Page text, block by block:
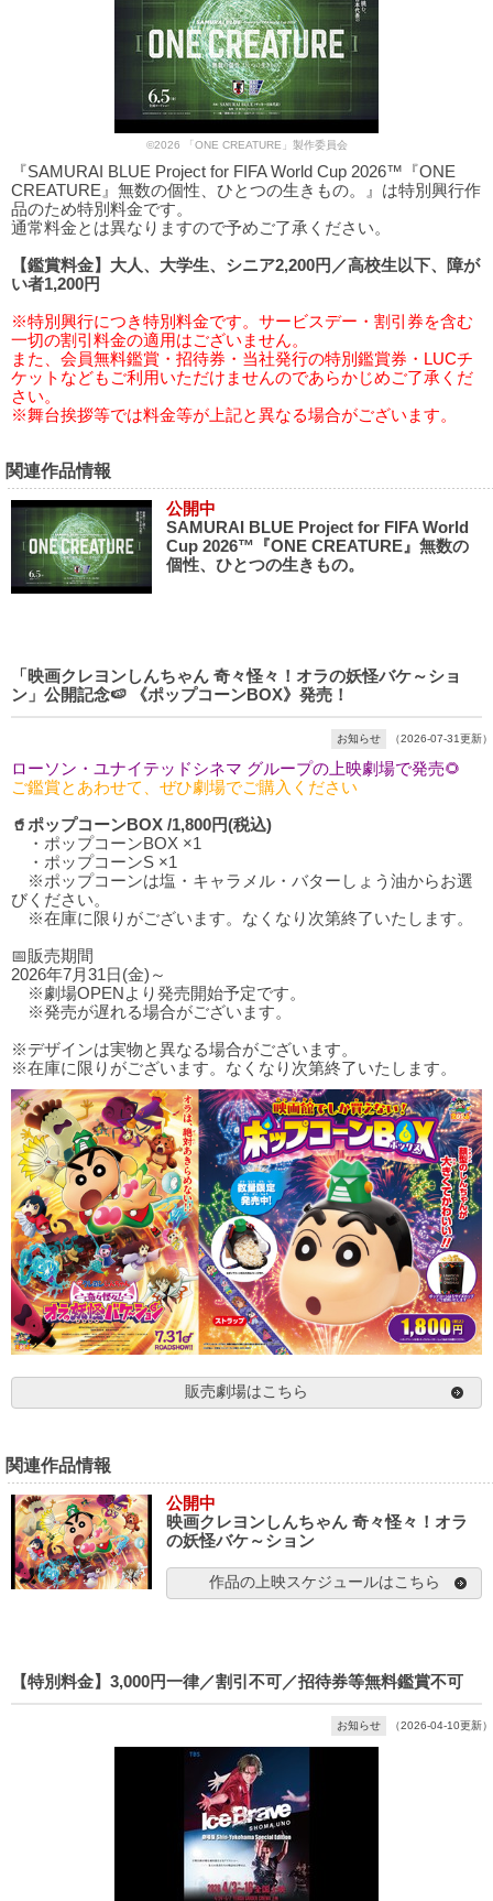
©2026 「ONE CREATURE」製作委員会
『SAMURAI BLUE Project for FIFA World Cup 2026™『ONE
CREATURE』無数の個性、ひとつの生きもの。』は特別興行作
品のため特別料金です。
通常料金とは異なりますので予めご了承ください。
【鑑賞料金】大人、大学生、シニア2,200円／高校生以下、障が
い者1,200円
※特別興行につき特別料金です。サービスデー・割引券を含む
一切の割引料金の適用はございません。
また、会員無料鑑賞・招待券・当社発行の特別鑑賞券・LUCチ
ケットなどもご利用いただけませんのであらかじめご了承くだ
さい。
※舞台挨拶等では料金等が上記と異なる場合がございます。
関連作品情報
公開中
SAMURAI BLUE Project for FIFA World
Cup 2026™『ONE CREATURE』無数の
個性、ひとつの生きもの。
「映画クレヨンしんちゃん 奇々怪々！オラの妖怪バケ～ショ
ン」公開記念🍉 《ポップコーンBOX》発売！
お知らせ （2026-07-31更新）
ローソン・ユナイテッドシネマ グループの上映劇場で発売🌻
ご鑑賞とあわせて、ぜひ劇場でご購入ください
🥤ポップコーンBOX /1,800円(税込)
・ポップコーンBOX ×1
・ポップコーンS ×1
※ポップコーンは塩・キャラメル・バターしょう油からお選
びください。
※在庫に限りがございます。なくなり次第終了いたします。
📅販売期間
2026年7月31日(金)～
※劇場OPENより発売開始予定です。
※発売が遅れる場合がございます。
※デザインは実物と異なる場合がございます。
※在庫に限りがございます。なくなり次第終了いたします。
販売劇場はこちら
関連作品情報
公開中
映画クレヨンしんちゃん 奇々怪々！オラ
の妖怪バケ～ション
作品の上映スケジュールはこちら
【特別料金】3,000円一律／割引不可／招待券等無料鑑賞不可
お知らせ （2026-04-10更新）